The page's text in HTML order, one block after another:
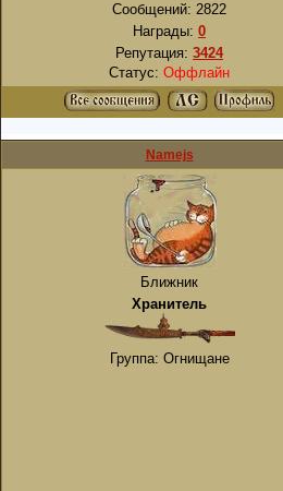
Сообщений: 2822
Награды: 0
Репутация: 3424
Статус: Оффлайн
Namejs
Ближник
Хранитель
Группа: Огнищане